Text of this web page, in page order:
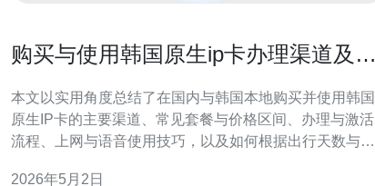
购买与使用韩国原生ip卡办理渠道及价
本文以实用角度总结了在国内与韩国本地购买并使用韩国
原生IP卡的主要渠道、常见套餐与价格区间、办理与激活
流程、上网与语音使用技巧，以及如何根据出行天数与需
2026年5月2日